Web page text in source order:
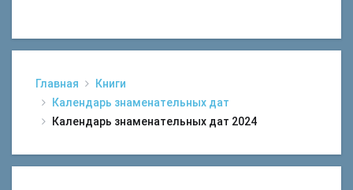
Главная
Книги
Календарь знаменательных дат
Календарь знаменательных дат 2024